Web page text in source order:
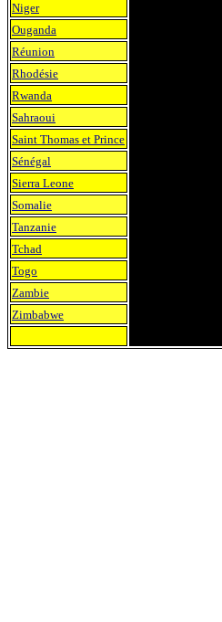
Niger
Ouganda
Réunion
Rhodésie
Rwanda
Sahraoui
Saint Thomas et Prince
Sénégal
Sierra Leone
Somalie
Tanzanie
Tchad
Togo
Zambie
Zimbabwe